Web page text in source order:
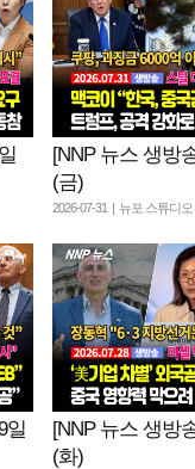
[NNP 뉴스 생방
(금)
2026-07-31 | 뉴포 스튜디오
일
[NNP 뉴스 생방
(화)